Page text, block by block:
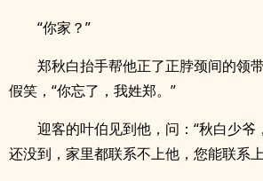
“你家？”
郑秋白抬手帮他正了正脖颈间的领
假笑，“你忘了，我姓郑。”
迎客的叶伯见到他，问：“秋白少爷
还没到，家里都联系不上他，您能联系